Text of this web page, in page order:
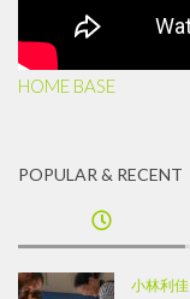
HOME BASE
POPULAR & RECENT
小林利佳